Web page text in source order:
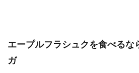
エープルフラシュクを食べるな
ガ